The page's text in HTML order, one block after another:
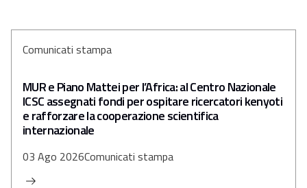
Comunicati stampa
MUR e Piano Mattei per l’Africa: al Centro Nazionale
ICSC assegnati fondi per ospitare ricercatori kenyoti
e rafforzare la cooperazione scientifica
internazionale
03 Ago 2026Comunicati stampa